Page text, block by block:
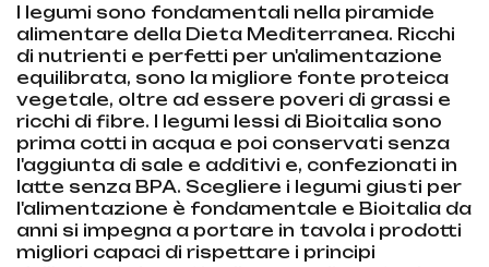
I legumi sono fondamentali nella piramide
alimentare della Dieta Mediterranea. Ricchi
di nutrienti e perfetti per un'alimentazione
equilibrata, sono la migliore fonte proteica
vegetale, oltre ad essere poveri di grassi e
ricchi di fibre. I legumi lessi di Bioitalia sono
prima cotti in acqua e poi conservati senza
l'aggiunta di sale e additivi e, confezionati in
latte senza BPA. Scegliere i legumi giusti per
l'alimentazione è fondamentale e Bioitalia da
anni si impegna a portare in tavola i prodotti
migliori capaci di rispettare i principi